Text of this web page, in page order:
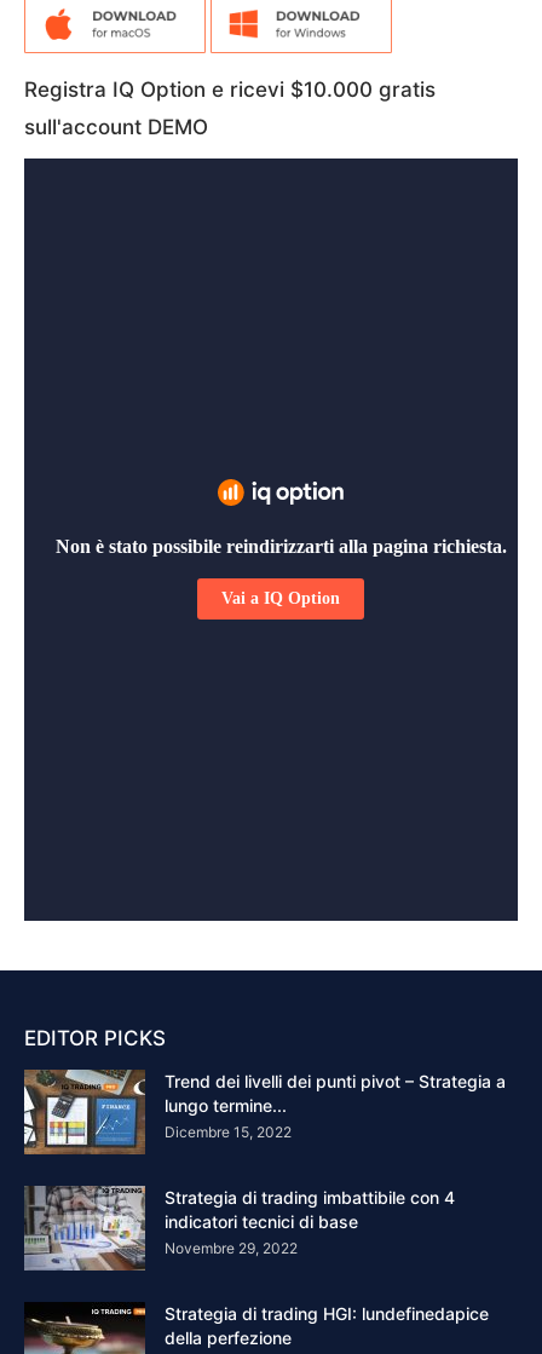
Registra IQ Option e ricevi $10.000 gratis
sull'account DEMO
EDITOR PICKS
Trend dei livelli dei punti pivot – Strategia a
lungo termine...
Dicembre 15, 2022
Strategia di trading imbattibile con 4
indicatori tecnici di base
Novembre 29, 2022
Strategia di trading HGI: lundefinedapice
della perfezione